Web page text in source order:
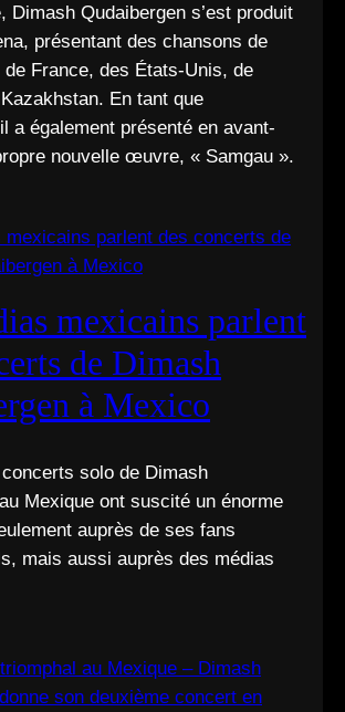
Dimash Qudaibergen s’est produit
présentant des chansons de
France, des États-Unis, de
En tant que
a également présenté en avant-
nouvelle œuvre, « Samgau ».
mexicains parlent
de Dimash
à Mexico
solo de Dimash
Mexique ont suscité un énorme
auprès de ses fans
mais aussi auprès des médias